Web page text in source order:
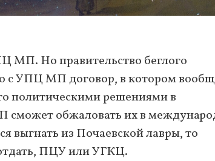
МП. Но правительство беглого
с УПЦ МП договор, в котором
политическими решениями в
сможет обжаловать их в
выгнать из Почаевской лавры, то
ПЦУ или УГКЦ.